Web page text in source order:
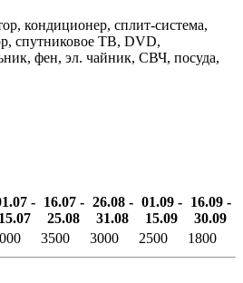
кондиционер, сплит-система,
спутниковое ТВ, DVD,
фен, эл. чайник, СВЧ, посуда,
-
15.07
16.07 -
25.08
26.08 -
31.08
01.09 -
15.09
16.09 -
30.09
3500 3000 2500 1800